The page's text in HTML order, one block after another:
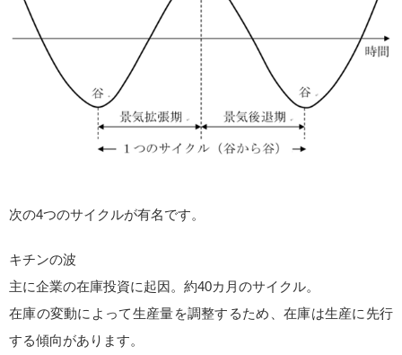
次の4つのサイクルが有名です。
キチンの波
主に企業の在庫投資に起因。約40カ月のサイクル。
在庫の変動によって生産量を調整するため、在庫は生産に先行
する傾向があります。